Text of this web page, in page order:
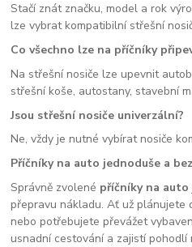
Stačí znát značku, model a rok
lze vybrat kompatibilní střešní
Co všechno lze na příčníky
Na střešní nosiče lze upevnit
střešní koše, autostany, stavební
Jsou střešní nosiče univerzální?
Ne, vždy je nutné vybírat nosiče
Příčníky na auto jednoduše a
Správně zvolené příčníky na auto
přepravu nákladu. Ať už plánujete
nebo potřebujete převážet
usnadní cestování a zajistí pohodlí